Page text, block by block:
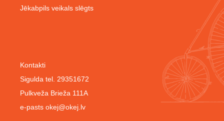
Kontakti
Sigulda tel. 29351672
Pulkveža Brieža 111A
e-pasts okej@okej.lv
Jēkabpils veikals slēgts